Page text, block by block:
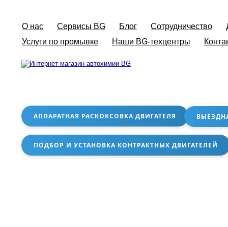
О нас Сервисы BG Блог Сотрудничество
Услуги по промывке
Наши BG-техцентры
АППАРАТНАЯ РАСКОКСОВКА ДВИГАТЕЛЯ
ПОДБОР И УСТАНОВКА КОНТРАКТНЫХ ДВИГАТЕЛЕЙ